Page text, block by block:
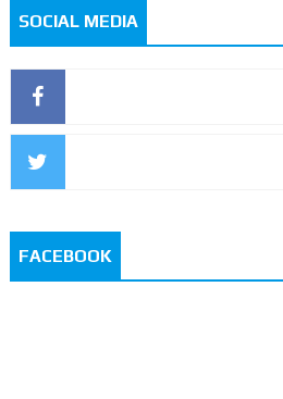
SOCIAL MEDIA
FACEBOOK